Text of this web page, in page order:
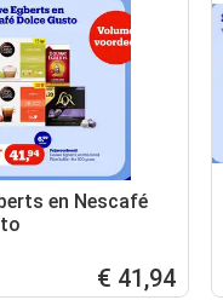
en Nescafé
€ 41,94